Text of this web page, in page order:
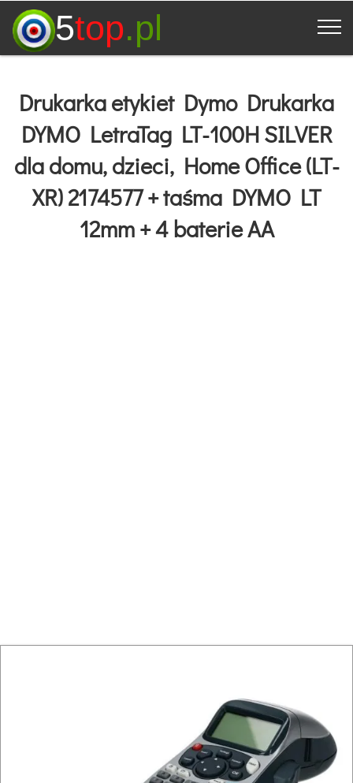
5top.pl
Drukarka etykiet Dymo Drukarka
DYMO LetraTag LT-100H SILVER
dla domu, dzieci, Home Office (LT-
XR) 2174577 + taśma DYMO LT
12mm + 4 baterie AA